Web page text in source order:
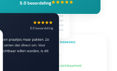
5.0 beoordeling
AI-MODEL RANKING
en Gemini.
5.0 beoordeling
praatjes maar pakken. Ze
zetten dat direct om. Voor
willen worden, is dit